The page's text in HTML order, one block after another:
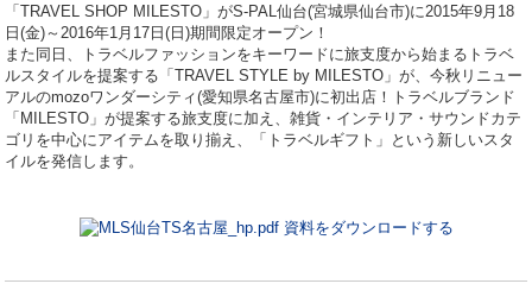
「TRAVEL SHOP MILESTO」がS-PAL仙台(宮城県仙台市)に2015年9月18
日(金)～2016年1月17日(日)期間限定オープン！
また同日、トラベルファッションをキーワードに旅支度から始まるトラベ
ルスタイルを提案する「TRAVEL STYLE by MILESTO」が、今秋リニュー
アルのmozoワンダーシティ(愛知県名古屋市)に初出店！トラベルブランド
「MILESTO」が提案する旅支度に加え、雑貨・インテリア・サウンドカテ
ゴリを中心にアイテムを取り揃え、「トラベルギフト」という新しいスタ
イルを発信します。
資料をダウンロードする